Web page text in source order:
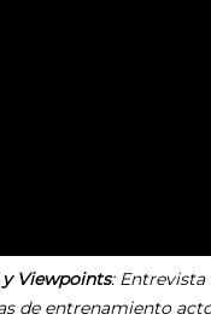
Viewpoints: Entrevista
de entrenamiento